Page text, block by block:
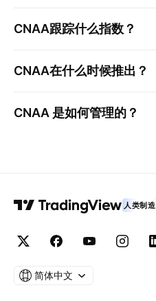
CNAA跟踪什么指数？
CNAA在什么时候推出？
CNAA 是如何管理的？
人类制造
简体中文